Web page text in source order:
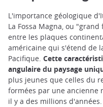
L'importance géologique
La Fossa Magna, ou
entre les plaques
américaine qui s'étend de
Pacifique. Cette
angulaire du paysage
plus jeunes que celles du
formées par une ancienne
il y a des millions d'années.